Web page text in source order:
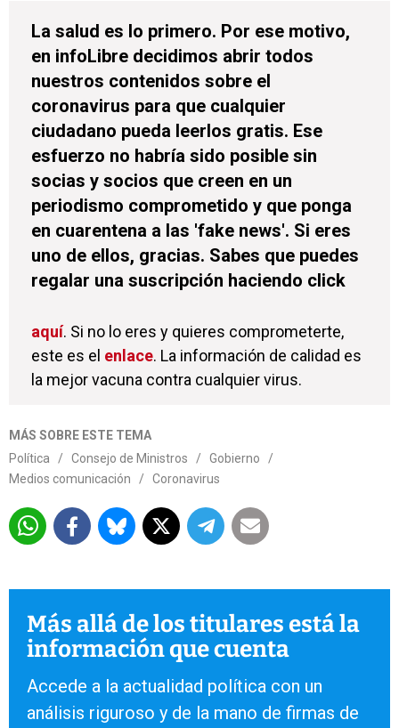
La salud es lo primero. Por ese motivo,
en infoLibre decidimos abrir todos
nuestros contenidos sobre el
coronavirus para que cualquier
ciudadano pueda leerlos gratis. Ese
esfuerzo no habría sido posible sin
socias y socios que creen en un
periodismo comprometido y que ponga
en cuarentena a las 'fake news'. Si eres
uno de ellos, gracias. Sabes que puedes
regalar una suscripción haciendo click
aquí. Si no lo eres y quieres comprometerte,
este es el enlace. La información de calidad es
la mejor vacuna contra cualquier virus.
MÁS SOBRE ESTE TEMA
Política
/ Consejo de Ministros / Gobierno
/
Medios comunicación
/ Coronavirus
Más allá de los titulares está la
información que cuenta
Accede a la actualidad política con un
análisis riguroso y de la mano de firmas de